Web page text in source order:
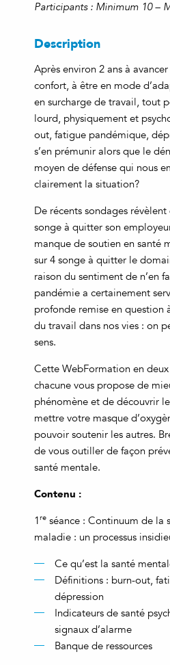
Participants : Minimum 10 –
Description
Après environ 2 ans à
confort, à être en mode
en surcharge de travail, tout
lourd, physiquement et
out, fatigue pandémique,
s’en prémunir alors que le
moyen de défense qui nous
clairement la situation?
De récents sondages
songe à quitter son
manque de soutien en santé
sur 4 songe à quitter le
raison du sentiment de n’en
pandémie a certainement
profonde remise en question
du travail dans nos vies : on
sens.
Cette WebFormation en
chacune vous propose de
phénomène et de découvrir
mettre votre masque
pouvoir soutenir les autres.
de vous outiller de façon
santé mentale.
Contenu :
1re séance : Continuum de la
maladie : un processus
Ce qu’est la santé
Définitions : burn-out,
dépression
Indicateurs de santé
signaux d’alarme
Banque de ressources